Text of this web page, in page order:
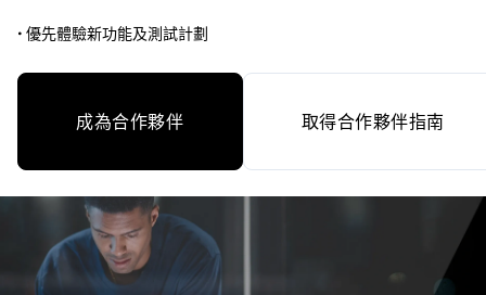
• 優先體驗新功能及測試計劃
成為合作夥伴 取得合作夥伴指南